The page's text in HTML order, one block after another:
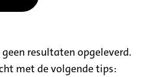
resultaten opgeleverd.
met de volgende tips: